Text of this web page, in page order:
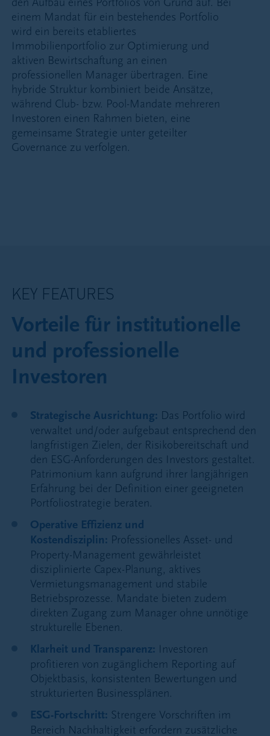
einem Mandat für ein bestehendes Portfolio
wird ein bereits etabliertes
Immobilienportfolio zur Optimierung und
aktiven Bewirtschaftung an einen
professionellen Manager übertragen. Eine
hybride Struktur kombiniert beide Ansätze,
während Club- bzw. Pool-Mandate mehreren
Investoren einen Rahmen bieten, eine
gemeinsame Strategie unter geteilter
Governance zu verfolgen.
KEY FEATURES
Vorteile für institutionelle
und professionelle
Investoren
Strategische Ausrichtung: Das Portfolio wird
verwaltet und/oder aufgebaut entsprechend den
langfristigen Zielen, der Risikobereitschaft und
den ESG-Anforderungen des Investors gestaltet.
Patrimonium kann aufgrund ihrer langjährigen
Erfahrung bei der Definition einer geeigneten
Portfoliostrategie beraten.
Operative Effizienz und
Kostendisziplin: Professionelles Asset- und
Property-Management gewährleistet
disziplinierte Capex-Planung, aktives
Vermietungsmanagement und stabile
Betriebsprozesse. Mandate bieten zudem
direkten Zugang zum Manager ohne unnötige
strukturelle Ebenen.
Klarheit und Transparenz: Investoren
profitieren von zugänglichem Reporting auf
Objektbasis, konsistenten Bewertungen und
strukturierten Businessplänen.
ESG-Fortschritt: Strengere Vorschriften im
Bereich Nachhaltigkeit erfordern zusätzliche